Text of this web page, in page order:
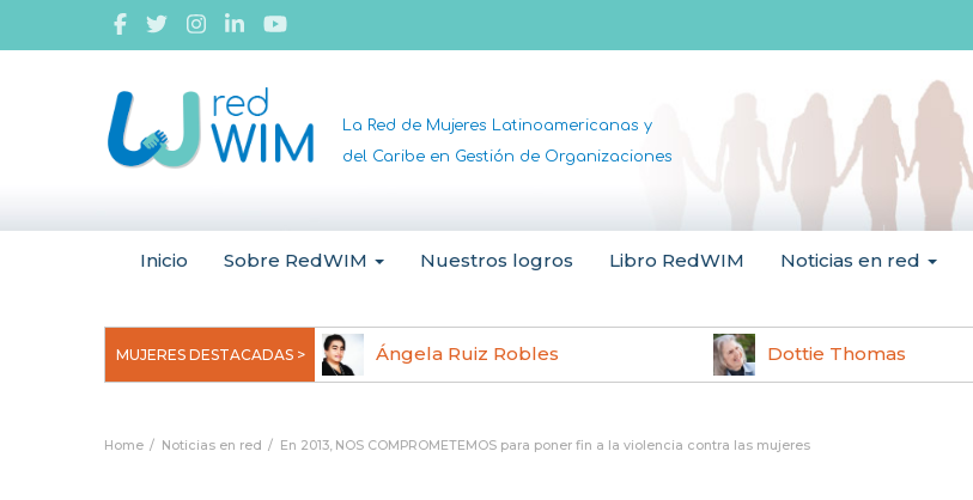
La Red de Mujeres Latinoamericanas y
del Caribe en Gestión de Organizaciones
Inicio Sobre RedWIM Nuestros logros Libro RedWIM Noticias en red
MUJERES DESTACADAS >
Uchegbu, pionera en
Ángela Ruiz Robles Dottie Thomas
Home Noticias en red En 2013, NOS COMPROMETEMOS para poner fin a la violencia contra las mujeres